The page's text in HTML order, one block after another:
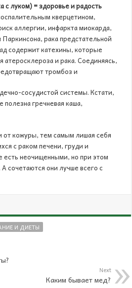
с луком) = здоровье и радость
кверцетином,
аллергии, инфаркта миокарда,
рака предстательной
содержит катехины, которые
атеросклероза и рака. Соединяясь,
тромбоз и
сосудистой системы. Кстати,
полезна гречневая каша,
от кожуры, тем самым лишая себя
с раком печени, груди и
есть неочищенными, но при этом
сочетаются они лучше всего с
И ДИЕТЫ
Next
Каким бывает мед?